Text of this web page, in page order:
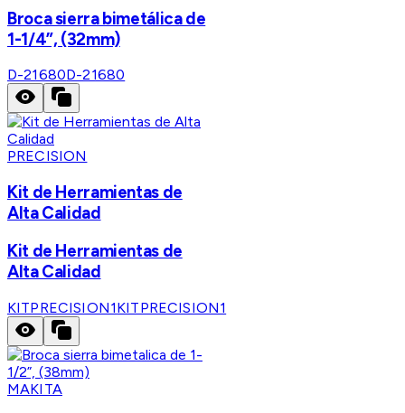
Broca sierra bimetálica de
1-1/4”, (32mm)
D-21680D-21680
PRECISION
Kit de Herramientas de
Alta Calidad
Kit de Herramientas de
Alta Calidad
KITPRECISION1KITPRECISION1
MAKITA